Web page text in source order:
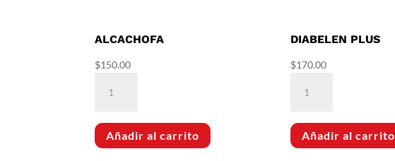
ALCACHOFA
$150.00
cantidad
Añadir al carrito
DIABELEN PLUS
$170.00
Plus
Añadir al carrito